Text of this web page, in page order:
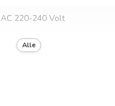
AC 220-240 Volt
50/60 Hz
Alle